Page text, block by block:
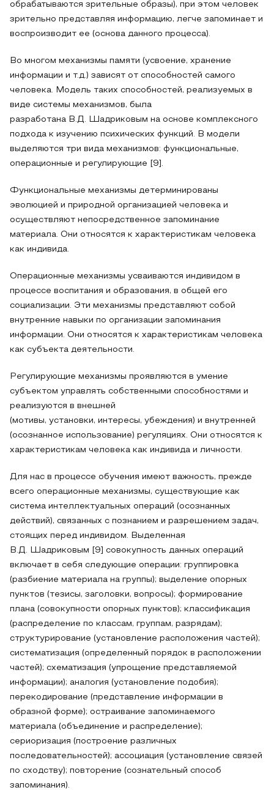
обрабатываются зрительные образы), при этом человек
зрительно представляя информацию, легче запоминает и
воспроизводит ее (основа данного процесса).
Во многом механизмы памяти (усвоение, хранение
информации и т.д.) зависят от способностей самого
человека. Модель таких способностей, реализуемых в
виде системы механизмов, была
разработана В.Д. Шадриковым на основе комплексного
подхода к изучению психических функций. В модели
выделяются три вида механизмов: функциональные,
операционные и регулирующие [9].
Функциональные механизмы детерминированы
эволюцией и природной организацией человека и
осуществляют непосредственное запоминание
материала. Они относятся к характеристикам человека
как индивида.
Операционные механизмы усваиваются индивидом в
процессе воспитания и образования, в общей его
социализации. Эти механизмы представляют собой
внутренние навыки по организации запоминания
информации. Они относятся к характеристикам человека
как субъекта деятельности.
Регулирующие механизмы проявляются в умение
субъектом управлять собственными способностями и
реализуются в внешней
(мотивы, установки, интересы, убеждения) и внутренней
(осознанное использование) регуляциях. Они относятся к
характеристикам человека как индивида и личности.
Для нас в процессе обучения имеют важность, прежде
всего операционные механизмы, существующие как
система интеллектуальных операций (осознанных
действий), связанных с познанием и разрешением задач,
стоящих перед индивидом. Выделенная
В.Д. Шадриковым [9] совокупность данных операций
включает в себя следующие операции: группировка
(разбиение материала на группы); выделение опорных
пунктов (тезисы, заголовки, вопросы); формирование
плана (совокупности опорных пунктов); классификация
(распределение по классам, группам, разрядам);
структурирование (установление расположения частей);
систематизация (определенный порядок в расположении
частей); схематизация (упрощение представляемой
информации); аналогия (установление подобия);
перекодирование (представление информации в
образной форме); остраивание запоминаемого
материала (объединение и распределение);
сериоризация (построение различных
последовательностей); ассоциация (установление связей
по сходству); повторение (сознательный способ
запоминания).